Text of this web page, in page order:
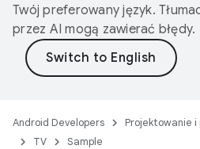
Twój preferowany język.
przez AI mogą zawierać błędy.
Android Developers Projektowanie i
TV
Sample